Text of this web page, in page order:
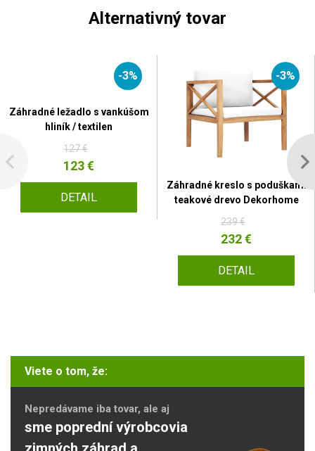
Alternativný tovar
-3%
Záhradné ležadlo s vankúšom
hliník / textilen
127 €
123 €
DETAIL
-3%
Záhradné kreslo s poduškami
teakové drevo Dekorhome
239 €
232 €
DETAIL
Viete o tom, že:
Nepredávame iba tovar, ale aj
sme poprední výrobcovia